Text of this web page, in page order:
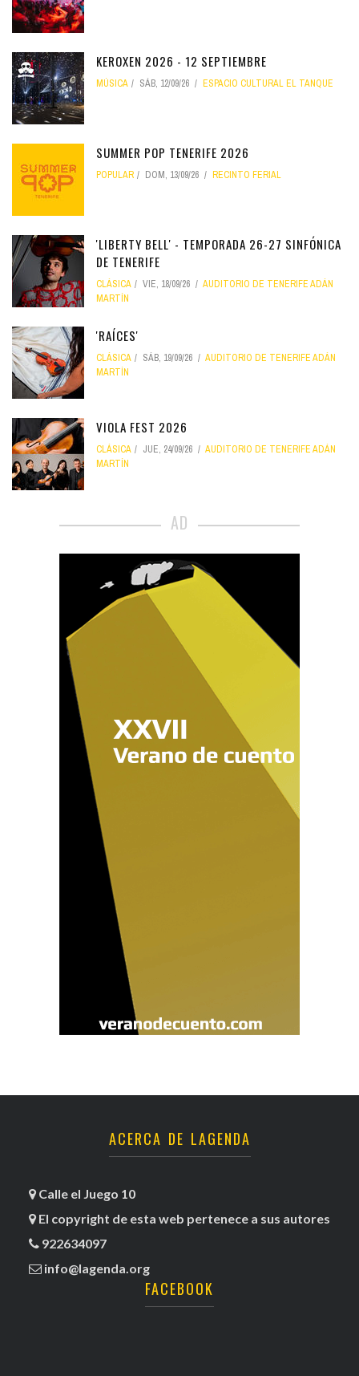
KEROXEN 2026 - 12 SEPTIEMBRE
MÚSICA SÁB, 12/09/26 ESPACIO CULTURAL EL TANQUE
SUMMER POP TENERIFE 2026
POPULAR DOM, 13/09/26 RECINTO FERIAL
'LIBERTY BELL' - TEMPORADA 26-27 SINFÓNICA
DE TENERIFE
CLÁSICA VIE, 18/09/26
AUDITORIO DE TENERIFE ADÁN
MARTÍN
'RAÍCES'
CLÁSICA SÁB, 19/09/26
AUDITORIO DE TENERIFE ADÁN
MARTÍN
VIOLA FEST 2026
CLÁSICA JUE, 24/09/26
AUDITORIO DE TENERIFE ADÁN
MARTÍN
AD
ACERCA DE LAGENDA
Calle el Juego 10
El copyright de esta web pertenece a sus autores
922634097
info@lagenda.org
FACEBOOK